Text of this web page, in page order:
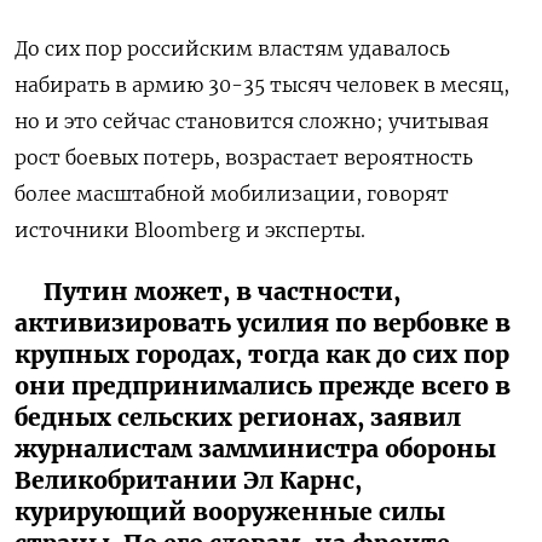
До сих пор российским властям удавалось
набирать в армию 30-35 тысяч человек в месяц,
но и это сейчас становится сложно; учитывая
рост боевых потерь, возрастает вероятность
более масштабной мобилизации, говорят
источники Bloomberg и эксперты.
Путин может, в частности,
активизировать усилия по вербовке в
крупных городах, тогда как до сих пор
они предпринимались прежде всего в
бедных сельских регионах, заявил
журналистам замминистра обороны
Великобритании Эл Карнс,
курирующий вооруженные силы